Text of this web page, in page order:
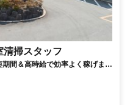
清掃スタッフ
間＆高時給で効率よく稼げます